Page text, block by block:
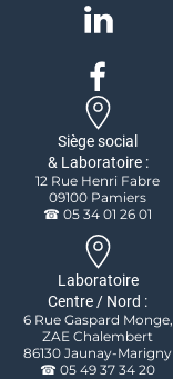
Siège social
& Laboratoire :
12 Rue Henri Fabre
09100 Pamiers
☎ 05 34 01 26 01
Laboratoire
Centre / Nord :
6 Rue Gaspard Monge,
ZAE Chalembert
86130 Jaunay-Marigny
☎ 05 49 37 34 20